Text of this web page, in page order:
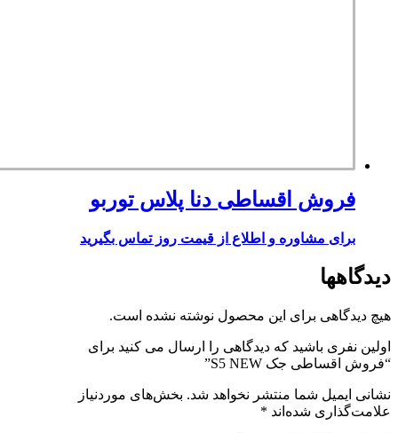
فروش اقساطی دنا پلاس توربو
برای مشاوره و اطلاع از قیمت روز تماس بگیرید
دیدگاهها
هیچ دیدگاهی برای این محصول نوشته نشده است.
اولین نفری باشید که دیدگاهی را ارسال می کنید برای
“فروش اقساطی جک S5 NEW”
نشانی ایمیل شما منتشر نخواهد شد. بخش‌های موردنیاز
علامت‌گذاری شده‌اند *